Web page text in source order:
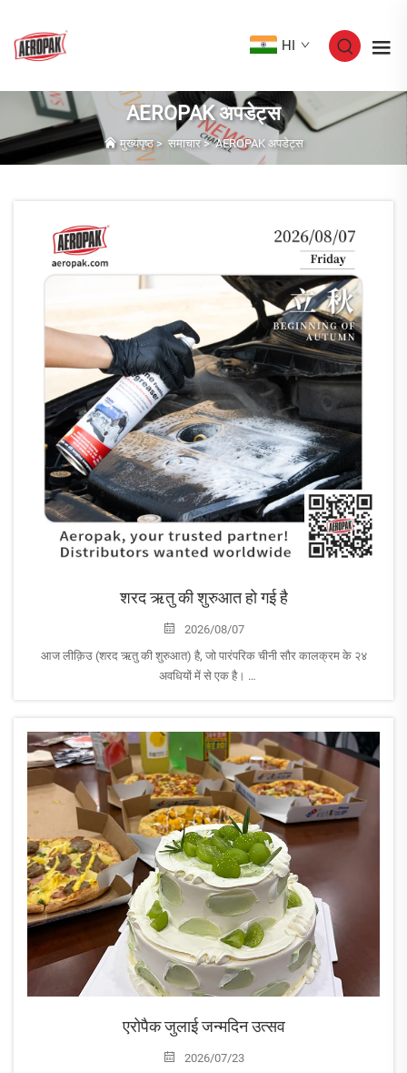
HI
AEROPAK अपडेट्स
मुख्यपृष्ठ>समाचार >AEROPAK अपडेट्स
शरद ऋतु की शुरुआत हो गई है
2026/08/07
आज लीक़िउ (शरद ऋतु की शुरुआत) है, जो पारंपरिक चीनी सौर कालक्रम के २४
अवधियों में से एक है।
एरोपैक जुलाई जन्मदिन उत्सव
2026/07/23